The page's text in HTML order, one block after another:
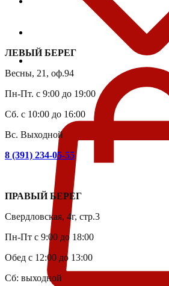
ЛЕВЫЙ БЕРЕГ
Весны, 21, оф.94
Пн-Пт. с 9:00 до 19:00
Сб. с 10:00 до 16:00
Вс. Выходной
8 (391) 234-05-55
ПРАВЫЙ БЕРЕГ
Свердловская, 4г, стр.3
Пн-Пт с 9:00 до 18:00
Обед с 12:00 до 13:00
Сб: выходной